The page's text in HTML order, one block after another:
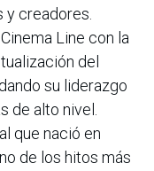
y creadores.
Line con la
del
su liderazgo
de alto nivel.
que nació en
de los hitos más